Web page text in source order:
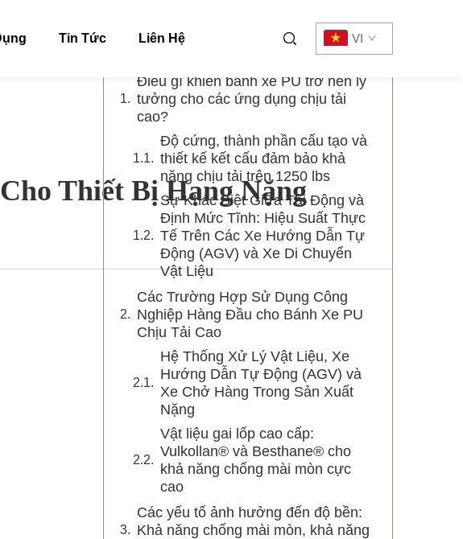
Tin Tức Liên Hệ VI
Thiết Bị Hạng Nặng
Mục lục
Điều gì khiến bánh xe PU trở nên lý
tưởng cho các ứng dụng chịu tải
cao?
Độ cứng, thành phần cấu tạo và
thiết kế kết cấu đảm bảo khả
năng chịu tải trên 1250 lbs
Sự Khác Biệt Giữa Tải Động và
Định Mức Tĩnh: Hiệu Suất Thực
Tế Trên Các Xe Hướng Dẫn Tự
Động (AGV) và Xe Di Chuyển
Vật Liệu
Các Trường Hợp Sử Dụng Công
Nghiệp Hàng Đầu cho Bánh Xe PU
Chịu Tải Cao
Hệ Thống Xử Lý Vật Liệu, Xe
Hướng Dẫn Tự Động (AGV) và
Xe Chở Hàng Trong Sản Xuất
Nặng
Vật liệu gai lốp cao cấp:
Vulkollan® và Besthane® cho
khả năng chống mài mòn cực
cao
Các yếu tố ảnh hưởng đến độ bền:
Khả năng chống mài mòn, khả năng